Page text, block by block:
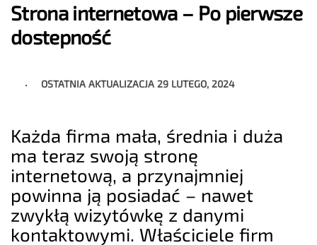
Strona internetowa – Po pierwsze
dostepność
OSTATNIA AKTUALIZACJA 29 LUTEGO, 2024
Każda firma mała, średnia i duża
ma teraz swoją stronę
internetową, a przynajmniej
powinna ją posiadać – nawet
zwykłą wizytówkę z danymi
kontaktowymi. Właściciele firm